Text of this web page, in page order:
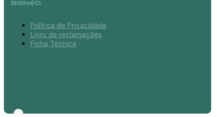
Política de Privacidade
Livro de reclamações
Ficha Técnica